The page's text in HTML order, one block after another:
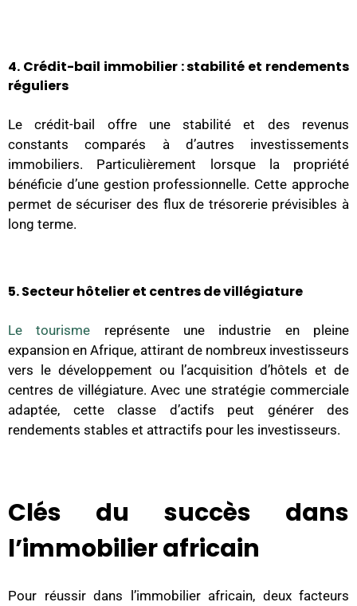
4. Crédit-bail immobilier : stabilité et rendements
réguliers
Le crédit-bail offre une stabilité et des revenus
constants comparés à d’autres investissements
immobiliers. Particulièrement lorsque la propriété
bénéficie d’une gestion professionnelle. Cette approche
permet de sécuriser des flux de trésorerie prévisibles à
long terme.
5. Secteur hôtelier et centres de villégiature
Le tourisme représente une industrie en pleine
expansion en Afrique, attirant de nombreux investisseurs
vers le développement ou l’acquisition d’hôtels et de
centres de villégiature. Avec une stratégie commerciale
adaptée, cette classe d’actifs peut générer des
rendements stables et attractifs pour les investisseurs.
Clés du succès dans
l’immobilier africain
Pour réussir dans l’immobilier africain, deux facteurs